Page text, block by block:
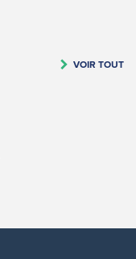
VOIR TOUT